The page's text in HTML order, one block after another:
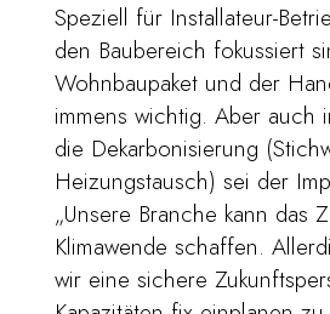
Speziell für Installateur-
den Baubereich fokussiert
Wohnbaupaket und der
immens wichtig. Aber auch
die Dekarbonisierung
Heizungstausch) sei der
„Unsere Branche kann das
Klimawende schaffen.
wir eine sichere